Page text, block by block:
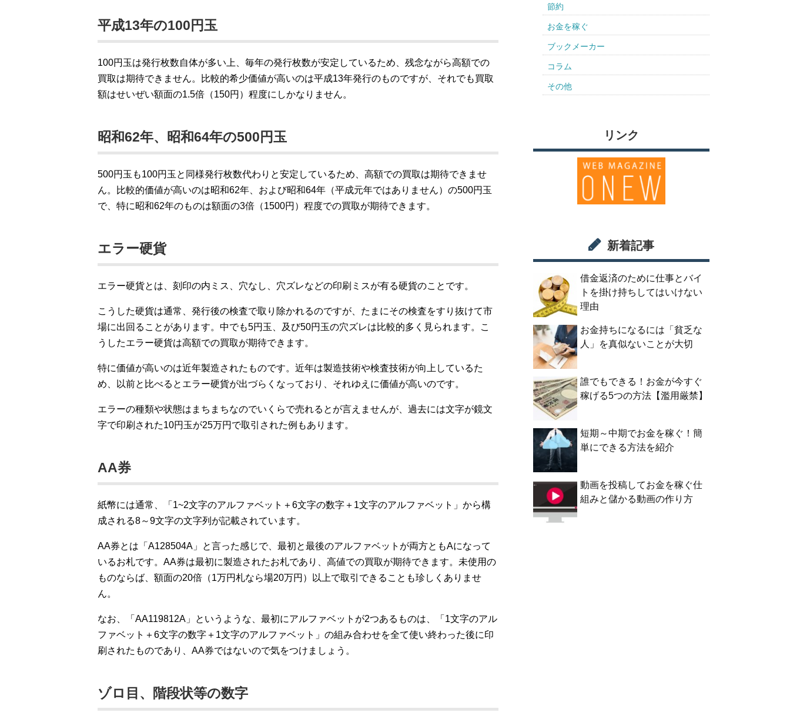
平成13年の100円玉
100円玉は発行枚数自体が多い上、毎年の発行枚数が安定しているため、残念ながら高額での
買取は期待できません。比較的希少価値が高いのは平成13年発行のものですが、それでも買取
額はせいぜい額面の1.5倍（150円）程度にしかなりません。
昭和62年、昭和64年の500円玉
500円玉も100円玉と同様発行枚数代わりと安定しているため、高額での買取は期待できませ
ん。比較的価値が高いのは昭和62年、および昭和64年（平成元年ではありません）の500円玉
で、特に昭和62年のものは額面の3倍（1500円）程度での買取が期待できます。
エラー硬貨
エラー硬貨とは、刻印の内ミス、穴なし、穴ズレなどの印刷ミスが有る硬貨のことです。
こうした硬貨は通常、発行後の検査で取り除かれるのですが、たまにその検査をすり抜けて市
場に出回ることがあります。中でも5円玉、及び50円玉の穴ズレは比較的多く見られます。こ
うしたエラー硬貨は高額での買取が期待できます。
特に価値が高いのは近年製造されたものです。近年は製造技術や検査技術が向上しているた
め、以前と比べるとエラー硬貨が出づらくなっており、それゆえに価値が高いのです。
エラーの種類や状態はまちまちなのでいくらで売れるとが言えませんが、過去には文字が鏡文
字で印刷された10円玉が25万円で取引された例もあります。
AA券
紙幣には通常、「1~2文字のアルファベット＋6文字の数字＋1文字のアルファベット」から構
成される8～9文字の文字列が記載されています。
AA券とは「A128504A」と言った感じで、最初と最後のアルファベットが両方ともAになって
いるお札です。AA券は最初に製造されたお札であり、高値での買取が期待できます。未使用の
ものならば、額面の20倍（1万円札なら場20万円）以上で取引できることも珍しくありませ
ん。
なお、「AA119812A」というような、最初にアルファベットが2つあるものは、「1文字のアル
ファベット＋6文字の数字＋1文字のアルファベット」の組み合わせを全て使い終わった後に印
刷されたものであり、AA券ではないので気をつけましょう。
ゾロ目、階段状等の数字
節約
お金を稼ぐ
ブックメーカー
コラム
その他
リンク
新着記事
借金返済のために仕事とバイ
トを掛け持ちしてはいけない
理由
お金持ちになるには「貧乏な
人」を真似ないことが大切
誰でもできる！お金が今すぐ
稼げる5つの方法【濫用厳禁】
短期～中期でお金を稼ぐ！簡
単にできる方法を紹介
動画を投稿してお金を稼ぐ仕
組みと儲かる動画の作り方